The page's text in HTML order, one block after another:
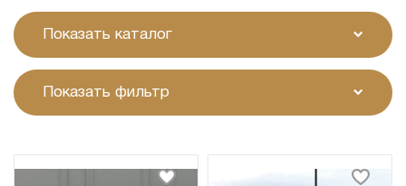
Показать каталог
Показать фильтр